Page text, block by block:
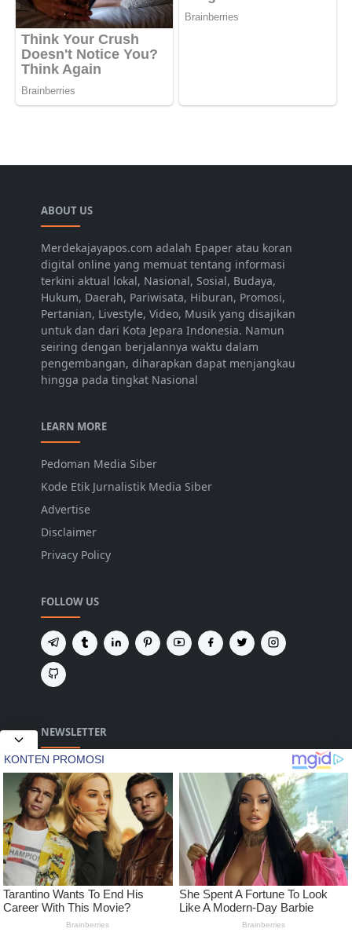
ABOUT US
Merdekajayapos.com adalah Epaper atau koran
digital online yang memuat tentang informasi
terkini aktual lokal, Nasional, Sosial, Budaya,
Hukum, Daerah, Pariwisata, Hiburan, Promosi,
Pertanian, Livestyle, Video, Musik yang disajikan
untuk dan dari Kota Jepara Indonesia. Namun
seiring dengan berjalannya waktu dalam
pengembangan, diharapkan dapat menjangkau
hingga pada tingkat Nasional
LEARN MORE
Pedoman Media Siber
Kode Etik Jurnalistik Media Siber
Advertise
Disclaimer
Privacy Policy
FOLLOW US
NEWSLETTER
terbaru dan pembaruan penting dari kami.
2020 Merdeka Jaya Pos.